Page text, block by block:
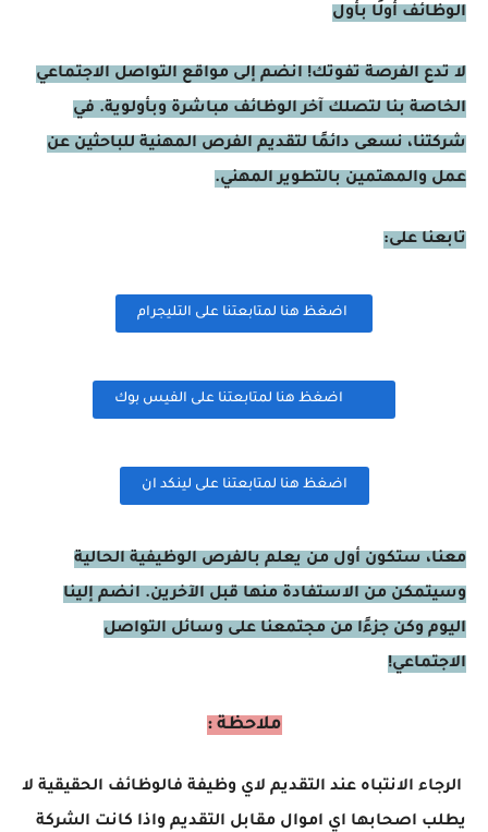
الوظائف أولًا بأول
لا تدع الفرصة تفوتك! انضم إلى مواقع التواصل الاجتماعي
الخاصة بنا لتصلك آخر الوظائف مباشرة وبأولوية. في
شركتنا، نسعى دائمًا لتقديم الفرص المهنية للباحثين عن
عمل والمهتمين بالتطوير المهني.
تابعنا على:
اضغظ هنا لمتابعتنا على التليجرام
اضغظ هنا لمتابعتنا على الفيس بوك
اضغظ هنا لمتابعتنا على لينكد ان
معنا، ستكون أول من يعلم بالفرص الوظيفية الحالية
وسيتمكن من الاستفادة منها قبل الآخرين. انضم إلينا
اليوم وكن جزءًا من مجتمعنا على وسائل التواصل
الاجتماعي!
ملاحظة :
الرجاء الانتباه عند التقديم لاي وظيفة فالوظائف الحقيقية لا
يطلب اصحابها اي اموال مقابل التقديم واذا كانت الشركة